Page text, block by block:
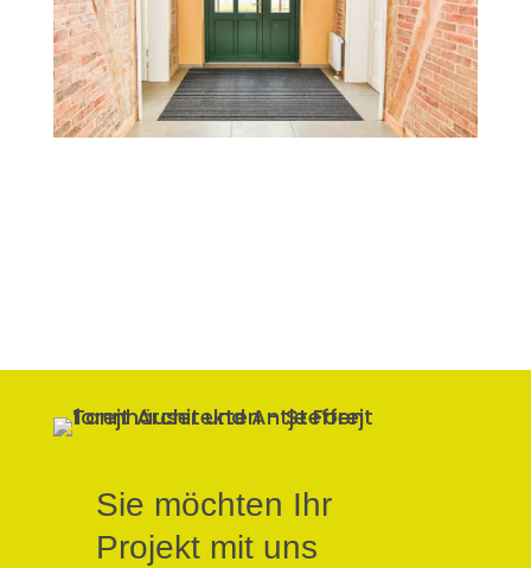
Sie möchten Ihr
Projekt mit uns